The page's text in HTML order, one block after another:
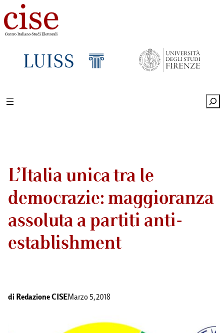
L’Italia unica tra le
democrazie: maggioranza
assoluta a partiti anti-
establishment
di Redazione CISEMarzo 5, 2018